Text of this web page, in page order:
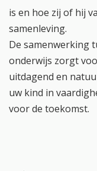
is en hoe zij of hij
samenleving.
De samenwerking
onderwijs zorgt
uitdagend en
uw kind in
voor de toekomst.